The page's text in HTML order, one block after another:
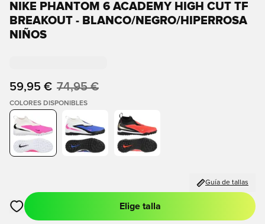
NIKE PHANTOM 6 ACADEMY HIGH CUT TF
BREAKOUT - BLANCO/NEGRO/HIPERROSA
NIÑOS
59,95 € 74,95 €
COLORES DISPONIBLES
Guía de tallas
Abre un modal para iniciar sesión o registrarse como miembro
Elige talla